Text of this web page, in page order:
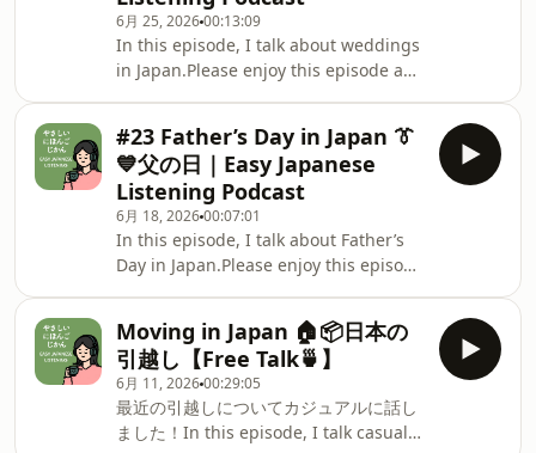
listen comfortably🍵✨日本語講師（に
ほんごこうし）のめぐみが配信（はいし
んきょう）している人（ひと）のため
の、リラックスしながら聞（き）ける 日
本語（にほんご）Podcastです。This is
a Japanese podcast for people
learning Japanese,where you can
relax and listen comfortably🍵✨日本語
講師（にほんごこうし）のめぐみが配信
（はいしん）しています👩‍🏫📻This
podcast is hosted
6月 25, 202600:13:09
In this episode, I talk about weddings
in Japan.Please enjoy this episode and
ソードでは、日本（にほん）の結婚式
（けっこんしき）について話（はな）し
ました💒💍この番組（ばんぐみ）は日本
語（にほんご）を勉強（べんきょう）し
ている人（ひと）のための、リラックス
しながら聞（き）ける 日本語（にほん
ご）Podcastです。This is a Japanese
podcast for people learning
Japanese,where you can relax and
listen comfortably🍵✨日本語講師（に
ほんごこうし）のめぐみが配信（はいし
ん）しています👩‍🏫📻This podcast
#23 Father’s Day in Japan 👔
💙父の日｜Easy Japanese
Listening Podcast
6月 18, 202600:07:01
In this episode, I talk about Father’s
Day in Japan.Please enjoy this episode
Japanese. 🍵🎧今回（こんかい）のエピ
ソードでは、父（ちち）の日(ひ)につい
て話（はな）しました👔💙この番組（ば
んぐみ）は日本語（にほんご）を勉強
（べんきょう）している人（ひと）のた
めの、リラックスしながら聞（き）ける
Moving in Japan 🏠📦日本の
引越し【Free Talk🍵】
6月 11, 202600:29:05
最近の引越しについてカジュアルに話し
ました！In this episode, I talk casually